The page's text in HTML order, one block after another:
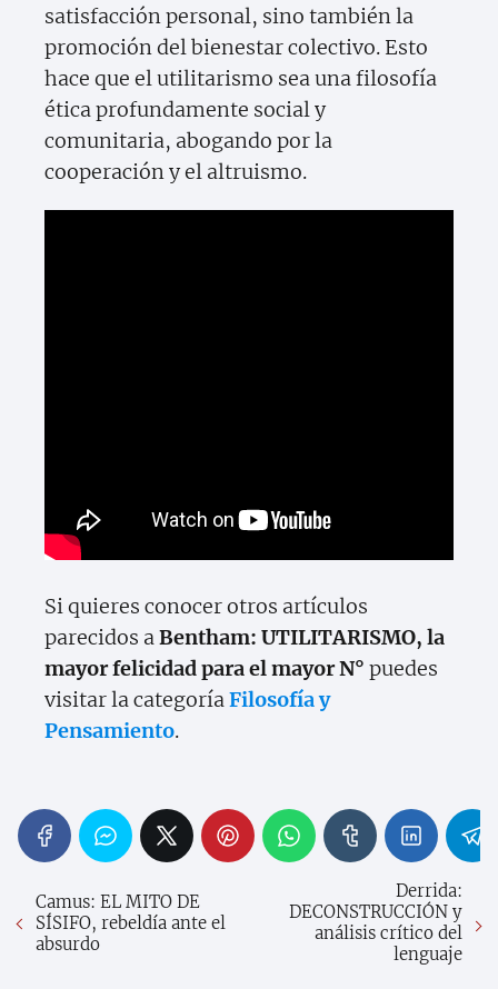
satisfacción personal, sino también la
promoción del bienestar colectivo. Esto
hace que el utilitarismo sea una filosofía
ética profundamente social y
comunitaria, abogando por la
cooperación y el altruismo.
Si quieres conocer otros artículos
parecidos aBentham: UTILITARISMO, la
mayor felicidad para el mayor N° puedes
visitar la categoríaFilosofía y
Pensamiento.
Camus: EL MITO DE
SÍSIFO, rebeldía ante el
absurdo
Derrida:
DECONSTRUCCIÓN y
análisis crítico del
lenguaje